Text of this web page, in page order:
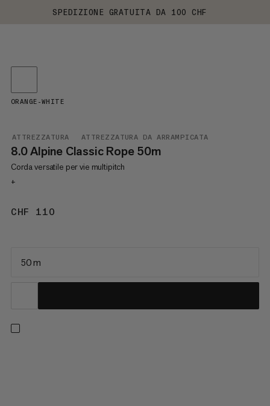
SPEDIZIONE GRATUITA DA 100 CHF
ATTREZZATURA ATTREZZATURA DA ARRAMPICATA
8.0 Alpine Classic Rope 50m
Corda versatile per vie multipitch
+
CHF 110
ORANGE-WHITE
50 m